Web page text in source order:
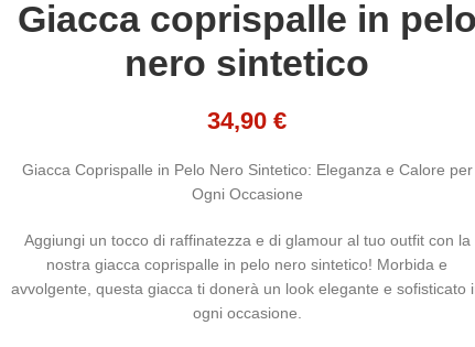
Giacca coprispalle in
nero sintetico
34,90€
Giacca Coprispalle in Pelo Nero Sintetico: Eleganza e Calore per
Ogni Occasione
Aggiungi un tocco di raffinatezza e di glamour al tuo outfit con la
nostra giacca coprispalle in pelo nero sintetico! Morbida e
avvolgente, questa giacca ti donerà un look elegante e sofisticato
ogni occasione.